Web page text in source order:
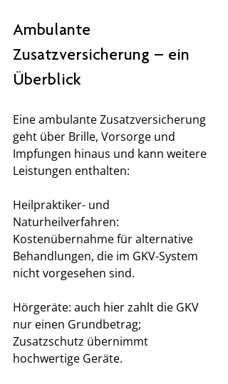
Ambulante
Zusatzversicherung – ein
Überblick
Eine ambulante Zusatzversicherung
geht über Brille, Vorsorge und
Impfungen hinaus und kann weitere
Leistungen enthalten:
Heilpraktiker- und
Naturheilverfahren:
Kostenübernahme für alternative
Behandlungen, die im GKV-System
nicht vorgesehen sind.
Hörgeräte: auch hier zahlt die GKV
nur einen Grundbetrag;
Zusatzschutz übernimmt
hochwertige Geräte.